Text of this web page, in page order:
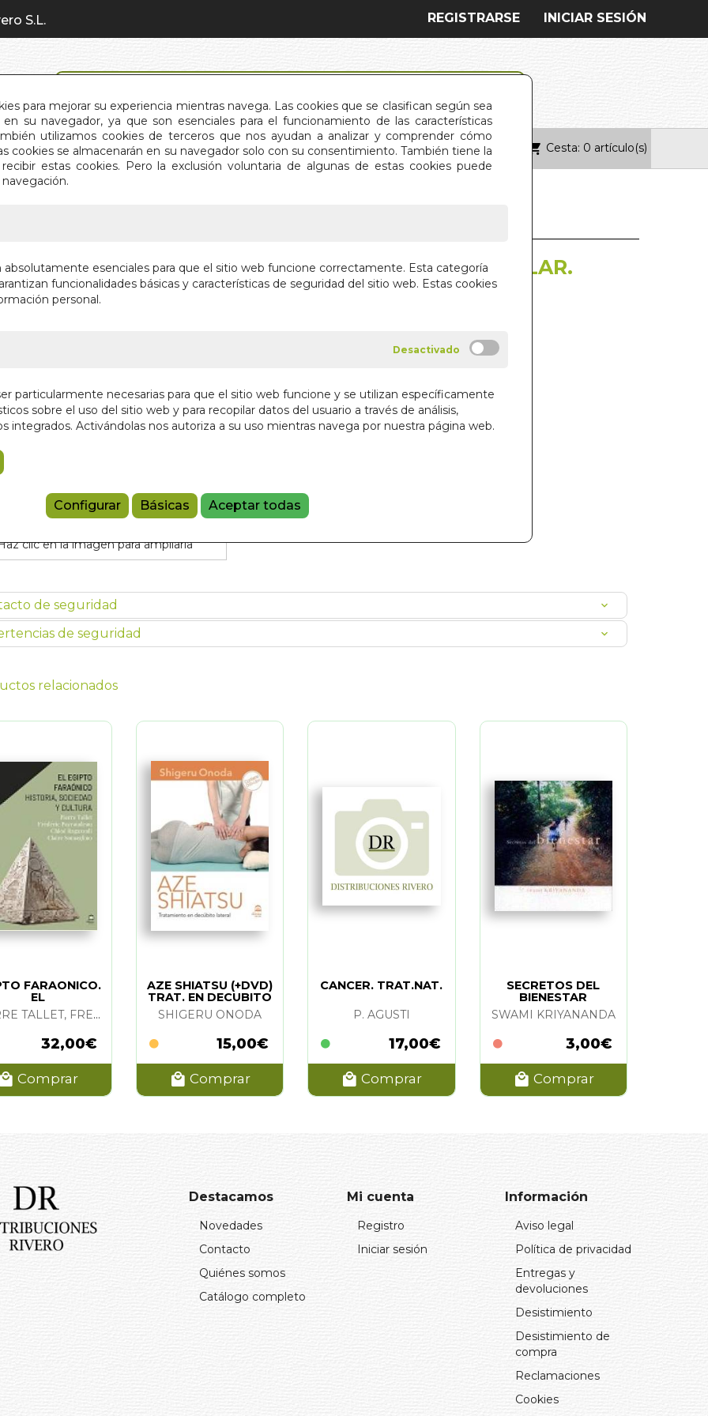
para mejorar su experiencia mientras navega. Las cookies que se clasifican según sea
su navegador, ya que son esenciales para el funcionamiento de las características
utilizamos cookies de terceros que nos ayudan a analizar y comprender cómo
cookies se almacenarán en su navegador solo con su consentimiento. También tiene la
estas cookies. Pero la exclusión voluntaria de algunas de estas cookies puede
absolutamente esenciales para que el sitio web funcione correctamente. Esta categoría
funcionalidades básicas y características de seguridad del sitio web. Estas cookies
personal.
particularmente necesarias para que el sitio web funcione y se utilizan específicamente
sobre el uso del sitio web y para recopilar datos del usuario a través de análisis,
integrados. Activándolas nos autoriza a su uso mientras navega por nuestra página web.
Configurar Básicas Aceptar todas
S.L. INICIAR SESIÓN
REGISTRARSE
INICIO QUIÉNES SOMOS CONTACTO Cesta: 0 artículo(s)
clic en la imagen para ampliarla
LITIASIS RENAL Y VESICULAR.
TRAT.NAT.
9,00 €
Añadir a la cesta
de seguridad
de seguridad
relacionados
FARAONICO.
EL
PIERRE TALLET, FREDERIC PAYRAUDEAU, C. RAZZOLI Y C. SOMAGLINO
32,00€
Comprar
AZE SHIATSU (+DVD)
TRAT. EN DECUBITO
SHIGERU ONODA
15,00€
Comprar
CANCER. TRAT.NAT.
P. AGUSTI
17,00€
Comprar
SECRETOS DEL
BIENESTAR
SWAMI KRIYANANDA
3,00€
Comprar
Destacamos
Novedades
Contacto
Quiénes somos
Catálogo completo
Mi cuenta
Registro
Iniciar sesión
Información
Aviso legal
Política de privacidad
Entregas y
devoluciones
Desistimiento
Desistimiento de
compra
Reclamaciones
Cookies